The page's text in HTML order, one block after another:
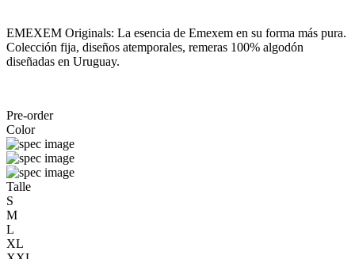
EMEXEM Originals: La esencia de Emexem en su forma más pura.
Colección fija, diseños atemporales, remeras 100% algodón
diseñadas en Uruguay.
Pre-order
Color
Talle
S
M
L
XL